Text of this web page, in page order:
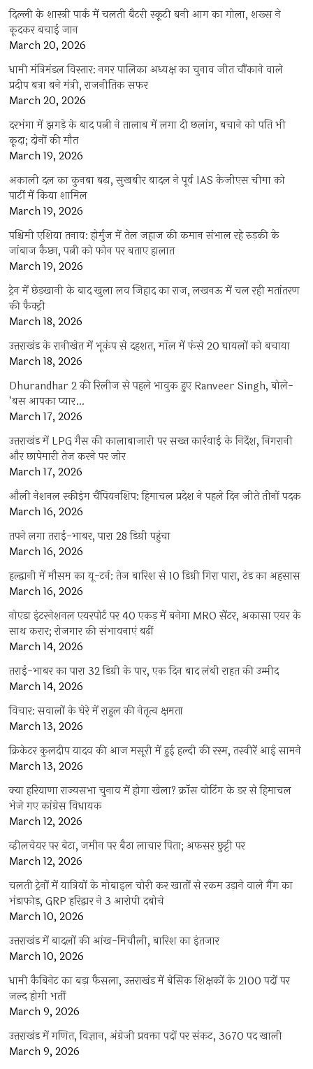
दिल्ली के शास्त्री पार्क में चलती बैटरी स्कूटी बनी आग का गोला, शख्स ने
कूदकर बचाई जान
March 20, 2026
धामी मंत्रिमंडल विस्तार: नगर पालिका अध्यक्ष का चुनाव जीत चौंकाने वाले
प्रदीप बत्रा बने मंत्री, राजनीतिक सफर
March 20, 2026
दरभंगा में झगड़े के बाद पत्नी ने तालाब में लगा दी छलांग, बचाने को पति भी
कूदा; दोनों की मौत
March 19, 2026
अकाली दल का कुनबा बढ़ा, सुखबीर बादल ने पूर्व IAS केजीएस चीमा को
पार्टी में किया शामिल
March 19, 2026
पश्चिमी एशिया तनाव: होर्मुज में तेल जहाज की कमान संभाल रहे रुड़की के
जांबाज कैप्टन, पत्नी को फोन पर बताए हालात
March 19, 2026
ट्रेन में छेड़खानी के बाद खुला लव जिहाद का राज, लखनऊ में चल रही मतांतरण
की फैक्ट्री
March 18, 2026
उत्तराखंड के रानीखेत में भूकंप से दहशत, मॉल में फंसे 20 घायलों को बचाया
March 18, 2026
Dhurandhar 2 की रिलीज से पहले भावुक हुए Ranveer Singh, बोले-
‘बस आपका प्यार…
March 17, 2026
उत्तराखंड में LPG गैस की कालाबाजारी पर सख्त कार्रवाई के निर्देश, निगरानी
और छापेमारी तेज करने पर जोर
March 17, 2026
औली नेशनल स्कीइंग चैंपियनशिप: हिमाचल प्रदेश ने पहले दिन जीते तीनों पदक
March 16, 2026
तपने लगा तराई-भाबर, पारा 28 डिग्री पहुंचा
March 16, 2026
हल्द्वानी में मौसम का यू-टर्न: तेज बारिश से 10 डिग्री गिरा पारा, ठंड का अहसास
March 16, 2026
नोएडा इंटरनेशनल एयरपोर्ट पर 40 एकड़ में बनेगा MRO सेंटर, अकासा एयर के
साथ करार; रोजगार की संभावनाएं बढ़ीं
March 14, 2026
तराई-भाबर का पारा 32 डिग्री के पार, एक दिन बाद लंबी राहत की उम्मीद
March 14, 2026
विचार: सवालों के घेरे में राहुल की नेतृत्व क्षमता
March 13, 2026
क्रिकेटर कुलदीप यादव की आज मसूरी में हुई हल्दी की रस्म, तस्वीरें आई सामने
March 13, 2026
क्या हरियाणा राज्यसभा चुनाव में होगा खेला? क्रॉस वोटिंग के डर से हिमाचल
भेजे गए कांग्रेस विधायक
March 12, 2026
व्हीलचेयर पर बेटा, जमीन पर बैठा लाचार पिता; अफसर छुट्टी पर
March 12, 2026
चलती ट्रेनों में यात्रियों के मोबाइल चोरी कर खातों से रकम उड़ाने वाले गैंग का
भंडाफोड़, GRP हरिद्वार ने 3 आरोपी दबोचे
March 10, 2026
उत्तराखंड में बादलों की आंख-मिचौली, बारिश का इंतजार
March 10, 2026
धामी कैबिनेट का बड़ा फैसला, उत्तराखंड में बेसिक शिक्षकों के 2100 पदों पर
जल्द होगी भर्ती
March 9, 2026
उत्तराखंड में गणित, विज्ञान, अंग्रेजी प्रवक्ता पदों पर संकट, 3670 पद खाली
March 9, 2026